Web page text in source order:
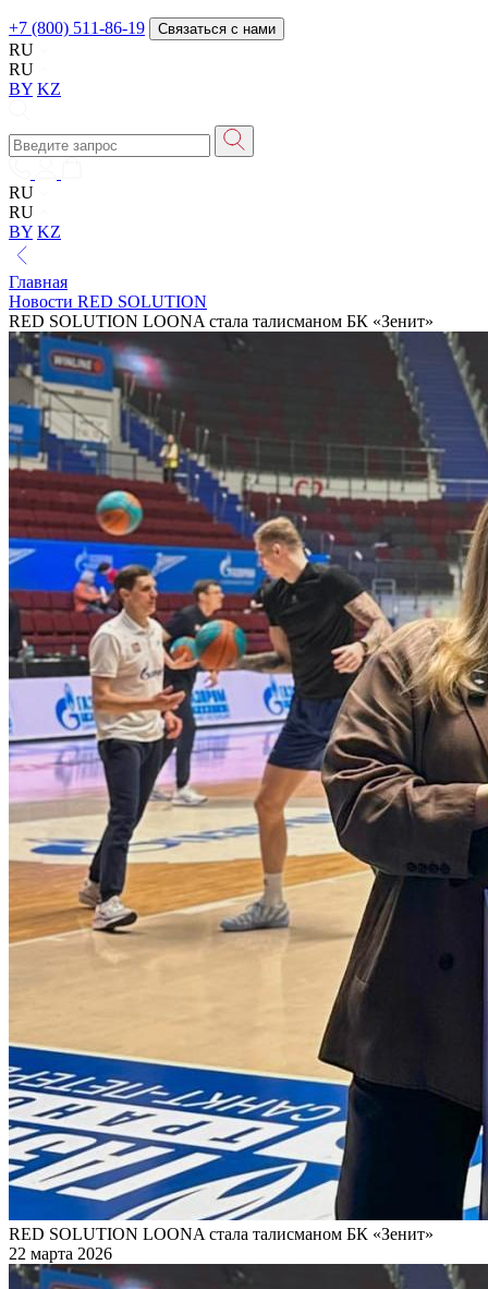
+7 (800) 511-86-19 Связаться с нами
RU
RU
BY KZ
RU
RU
BY KZ
Главная
Новости RED SOLUTION
RED SOLUTION LOONA стала талисманом БК «Зенит»
RED SOLUTION LOONA стала талисманом БК «Зенит»
22 марта 2026